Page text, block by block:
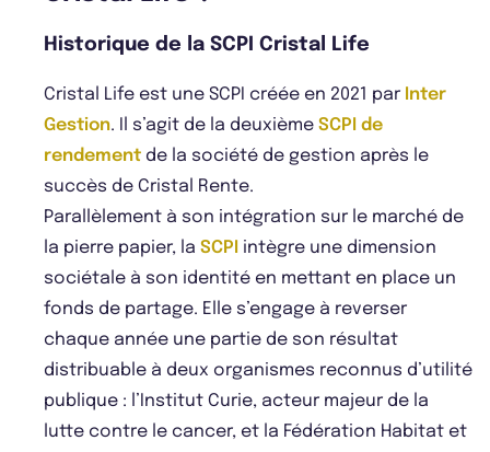
Historique de la SCPI Cristal Life
Cristal Life est une SCPI créée en 2021 par Inter
Gestion. Il s’agit de la deuxième SCPI de
rendement de la société de gestion après le
succès de Cristal Rente.
Parallèlement à son intégration sur le marché de
la pierre papier, la SCPI intègre une dimension
sociétale à son identité en mettant en place un
fonds de partage. Elle s’engage à reverser
chaque année une partie de son résultat
distribuable à deux organismes reconnus d’utilité
publique : l’Institut Curie, acteur majeur de la
lutte contre le cancer, et la Fédération Habitat et